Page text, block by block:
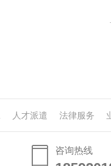
人才派遣 法律服务
咨询热线